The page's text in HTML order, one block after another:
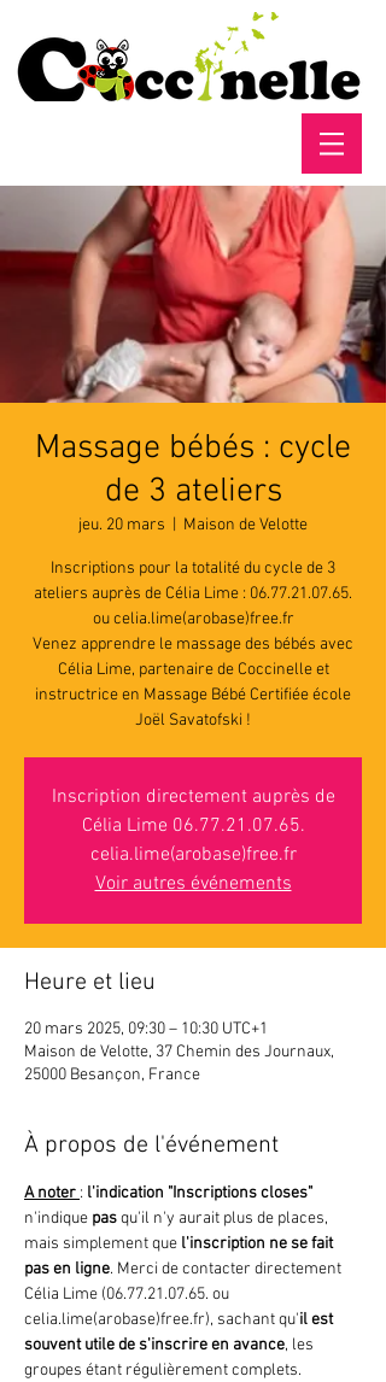
Massage bébés : cycle
de 3 ateliers
jeu. 20 mars Maison de Velotte
Inscriptions pour la totalité du cycle de 3
ateliers auprès de Célia Lime : 06.77.21.07.65.
ou celia.lime(arobase)free.fr
Venez apprendre le massage des bébés avec
Célia Lime, partenaire de Coccinelle et
instructrice en Massage Bébé Certifiée école
Joël Savatofski !
Inscription directement auprès de
Célia Lime 06.77.21.07.65.
celia.lime(arobase)free.fr
Voir autres événements
Heure et lieu
20 mars 2025, 09:30 – 10:30 UTC+1
Maison de Velotte, 37 Chemin des Journaux,
25000 Besançon, France
À propos de l'événement
A noter : l'indication "Inscriptions closes"
n'indique pas qu'il n'y aurait plus de places,
mais simplement que l'inscription ne se fait
pas en ligne. Merci de contacter directement
Célia Lime (06.77.21.07.65. ou
celia.lime(arobase)free.fr), sachant qu'il est
souvent utile de s'inscrire en avance, les
groupes étant régulièrement complets.